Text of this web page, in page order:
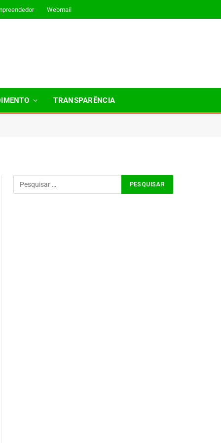
Webmail
TRANSPARÊNCIA